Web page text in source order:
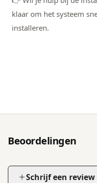
klaar om het systeem
installeren.
Beoordelingen
Schrijf een review